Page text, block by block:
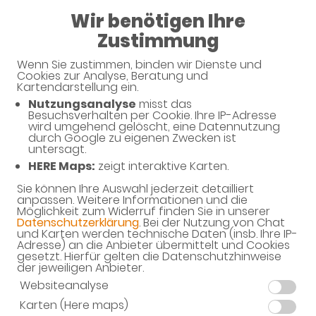
Wir benötigen Ihre
Zustimmung
Wenn Sie zustimmen, binden wir Dienste und
Cookies zur Analyse, Beratung und
Kartendarstellung ein.
Nutzungsanalyse misst das
Besuchsverhalten per Cookie. Ihre IP-Adresse
wird umgehend gelöscht, eine Datennutzung
durch Google zu eigenen Zwecken ist
untersagt.
HERE Maps: zeigt interaktive Karten.
Sie können Ihre Auswahl jederzeit detailliert
anpassen. Weitere Informationen und die
Möglichkeit zum Widerruf finden Sie in unserer
Datenschutzerklärung. Bei der Nutzung von Chat
und Karten werden technische Daten (insb. Ihre IP-
Adresse) an die Anbieter übermittelt und Cookies
gesetzt. Hierfür gelten die Datenschutzhinweise
der jeweiligen Anbieter.
Websiteanalyse
Karten (Here maps)
08:00 - 18:00
Kur-Apotheke
Offizin
Beratungsplatz 3